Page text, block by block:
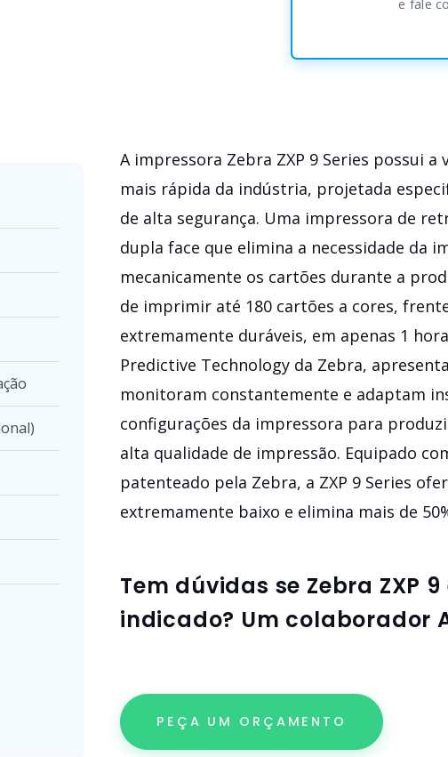
e fale
A impressora Zebra ZXP 9 Series possui a
mais rápida da indústria, projetada
de alta segurança. Uma impressora de
dupla face que elimina a necessidade da
mecanicamente os cartões durante a
de imprimir até 180 cartões a cores,
extremamente duráveis, em apenas 1
Predictive Technology da Zebra,
monitoram constantemente e adaptam
configurações da impressora para
alta qualidade de impressão. Equipado
patenteado pela Zebra, a ZXP 9 Series
extremamente baixo e elimina mais de
Tem dúvidas se Zebra ZXP 9
indicado? Um colaborador
PEÇA UM ORÇAMENTO